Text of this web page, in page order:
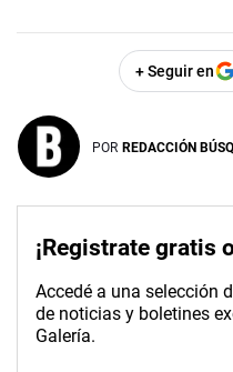
+ Seguir en
POR REDACCIÓN
¡Registrate gratis
Accedé a una selección
de noticias y boletines
Galería.